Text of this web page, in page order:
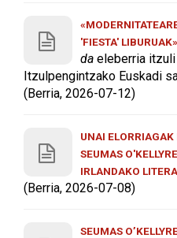
'FIESTA' LIBURUAK»
da eleberria itzuli
Itzulpengintzako Euskadi
(Berria, 2026-07-12)
UNAI
SEUMAS
IRLANDAKO
(Berria, 2026-07-08)
SEUMAS